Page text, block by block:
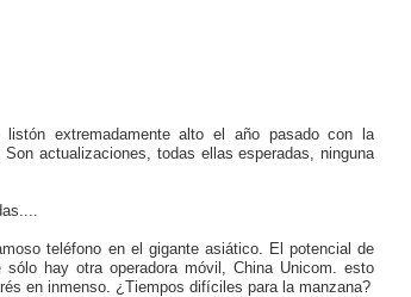
extremadamente alto el año pasado con la
actualizaciones, todas ellas esperadas, ninguna
teléfono en el gigante asiático. El potencial de
hay otra operadora móvil, China Unicom. esto
en inmenso. ¿Tiempos difíciles para la manzana?